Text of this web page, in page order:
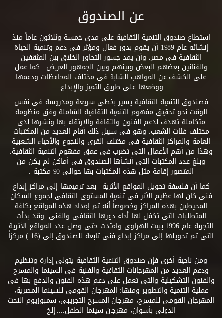
عن الصندوق
استطاع صندوق التنمية الثقافية على مدى خمسة وثلاثون عاماً منذ
إنشائه عام 1989 أن يقوم بدور فعال ومؤثر فى دعم وتنمية الحياة
الثقافية فى مصر، وأن يمد جسور التحاور الخلاق بين المثقفين
والفنانين بعضهم البعض وبينهم وبين الجمهور العريض ..كما عمل
على الكشف عن المواهب الشابة فى مختلف المحافظات ودعمها
ووضعها على طريق التميز والإبداع.
فصندوق التنمية الثقافية يسير بخطى سريعة ومدروسة فى نفس
الوقت نحو تحقيق مفهوم التنمية الثقافية الشاملة وفق منظومة
متكاملة تهدف لدعم الفنون والثقافة والارتقاء بها ونشرها لدى
مختلف فئات الشعب. وهو فى سبيل ذلك أقام العديد من المكتبات
العامة والمراكز الثقافية فى مختلف القرى والنجوع والأحياء الشعبية
وهذا من أهم الأعمال التى تضرب فى عمق مفهوم التنمية الثقافية.
وبلغ عدد المكتبات التى أنشأها الصندوق فى أماكن لم يكن من
المتصور إقامة مثل هذه المكتبات بها حوالى 90 مكتبة .
كما أن فلسفة تحويل المواقع الأثرية –بعد ترميمها–إلى مراكز إبداع
فنى كان لها عظيم الأثر فى تنمية المستوى الثقافى لجموع السكان
المحيطين بهذه المراكز وخصوصاً أنه تم إمداد هذه المواقع بكافة
المتطلبات التى تكفل لها أداء دورها الثقافى والفنى. وقد بدأت
التجربة عام 1996 ببيت الهراوى وامتدت حتى وصل عدد المواقع الأثرية
التى تم تحويلها إلى مراكز إبداع فنى تابعة للصندوق إلى (16 ) مركزاً
.. .
ومن ناحية أخرى فإن صندوق التنمية الثقافية يتولى إدارة وتنظيم
ودعم العديد من المهرجانات الثقافية والفنية فى السينما والمسرح
والفنون التشكيلية والتى تعمل على دعم هذه الفنون والدفع بها فى
عملية التنمية والتطوير ومنها: المهرجان القومى للسينما المصرية،
المهرجان القومى للمسرح، مهرجان المسرح التجريبى، سمبوزيوم النحت
الدولى بأسوان، مهرجان سينما الطفل.....إلخ